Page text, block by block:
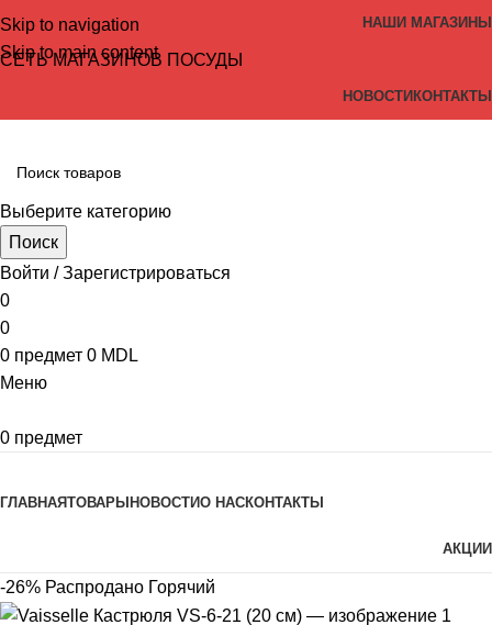
Skip to navigation
Skip to main content
НАШИ МАГАЗИНЫ
СЕТЬ МАГАЗИНОВ ПОСУДЫ
НОВОСТИ КОНТАКТЫ
Выберите категорию
Поиск
Войти / Зарегистрироваться
0
0
0 предмет 0 MDL
Меню
0 предмет
ГЛАВНАЯТОВАРЫ НОВОСТИО НАСКОНТАКТЫ
АКЦИИ
-26% Распродано Горячий